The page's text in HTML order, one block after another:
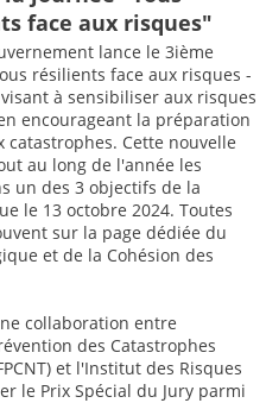
face aux risques"
lance le 3ième
résilients face aux risques -
à sensibiliser aux risques
encourageant la préparation
Cette nouvelle
au long de l'année les
un des 3 objectifs de la
le 13 octobre 2024. Toutes
sur la page dédiée du
et de la Cohésion des
collaboration entre
des Catastrophes
et l'Institut des Risques
le Prix Spécial du Jury parmi